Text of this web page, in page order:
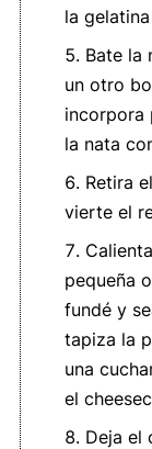
la
Bate la
un otro
incorpora
la nata
Retira
vierte el
pequeña
fundé y
tapiza la
una
el
Deja el